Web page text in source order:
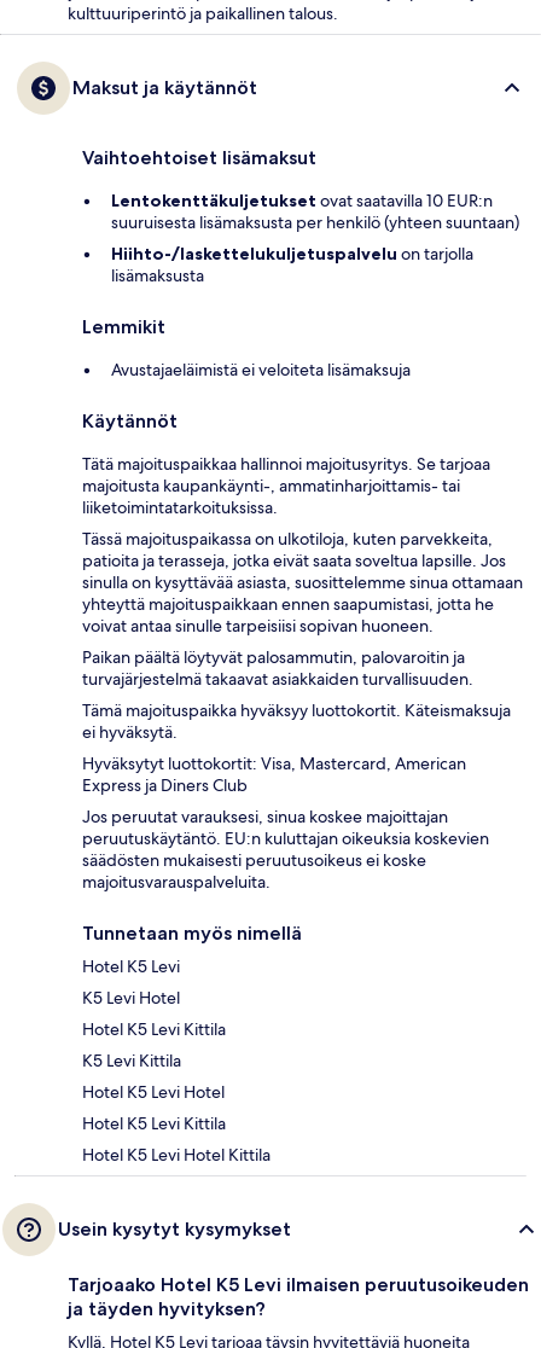
kulttuuriperintö ja paikallinen talous.
Maksut ja käytännöt
Vaihtoehtoiset lisämaksut
Lentokenttäkuljetukset ovat saatavilla 10 EUR:n
suuruisesta lisämaksusta per henkilö (yhteen suuntaan)
Hiihto-/laskettelukuljetuspalvelu on tarjolla
lisämaksusta
Lemmikit
Avustajaeläimistä ei veloiteta lisämaksuja
Käytännöt
Tätä majoituspaikkaa hallinnoi majoitusyritys. Se tarjoaa
majoitusta kaupankäynti-, ammatinharjoittamis- tai
liiketoimintatarkoituksissa.
Tässä majoituspaikassa on ulkotiloja, kuten parvekkeita,
patioita ja terasseja, jotka eivät saata soveltua lapsille. Jos
sinulla on kysyttävää asiasta, suosittelemme sinua ottamaan
yhteyttä majoituspaikkaan ennen saapumistasi, jotta he
voivat antaa sinulle tarpeisiisi sopivan huoneen.
Paikan päältä löytyvät palosammutin, palovaroitin ja
turvajärjestelmä takaavat asiakkaiden turvallisuuden.
Tämä majoituspaikka hyväksyy luottokortit. Käteismaksuja
ei hyväksytä.
Hyväksytyt luottokortit: Visa, Mastercard, American
Express ja Diners Club
Jos peruutat varauksesi, sinua koskee majoittajan
peruutuskäytäntö. EU:n kuluttajan oikeuksia koskevien
säädösten mukaisesti peruutusoikeus ei koske
majoitusvarauspalveluita.
Tunnetaan myös nimellä
Hotel K5 Levi
K5 Levi Hotel
Hotel K5 Levi Kittila
K5 Levi Kittila
Hotel K5 Levi Hotel
Hotel K5 Levi Kittila
Hotel K5 Levi Hotel Kittila
Usein kysytyt kysymykset
Tarjoaako Hotel K5 Levi ilmaisen peruutusoikeuden
ja täyden hyvityksen?
Kyllä, Hotel K5 Levi tarjoaa täysin hyvitettäviä huoneita